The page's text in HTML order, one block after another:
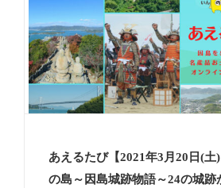
あえるたび【2021年3月20日(
の島～因島城跡物語～24の城跡